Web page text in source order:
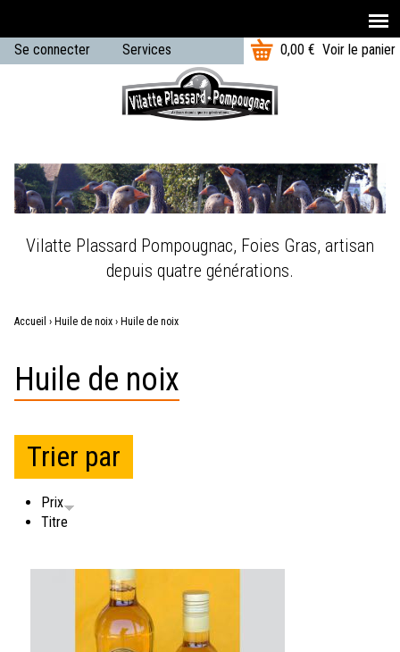
Aller au contenu principal
r
m
Se connecter Services
T
0,00 € Voir le panier
Vilatte Plassard Pompougnac, Foies Gras, artisan
depuis quatre générations.
Vous
êtes
ici
Accueil › Huile de noix › Huile de noix
Huile de noix
Trier par
Prix
Titre